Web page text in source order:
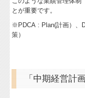
税務カレンダー
個人情報保護方針
とが重要です。
※PDCA : Plan(計画）、
策）
「中期経営計